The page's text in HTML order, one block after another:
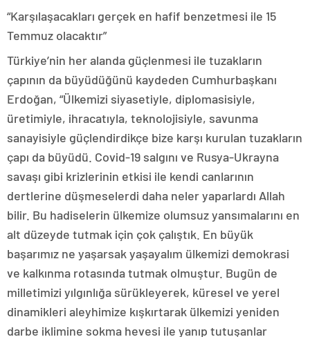
“Karşılaşacakları gerçek en hafif benzetmesi ile 15
Temmuz olacaktır”
Türkiye’nin her alanda güçlenmesi ile tuzakların
çapının da büyüdüğünü kaydeden Cumhurbaşkanı
Erdoğan, “Ülkemizi siyasetiyle, diplomasisiyle,
üretimiyle, ihracatıyla, teknolojisiyle, savunma
sanayisiyle güçlendirdikçe bize karşı kurulan tuzakların
çapı da büyüdü. Covid-19 salgını ve Rusya-Ukrayna
savaşı gibi krizlerinin etkisi ile kendi canlarının
dertlerine düşmeselerdi daha neler yaparlardı Allah
bilir. Bu hadiselerin ülkemize olumsuz yansımalarını en
alt düzeyde tutmak için çok çalıştık. En büyük
başarımız ne yaşarsak yaşayalım ülkemizi demokrasi
ve kalkınma rotasında tutmak olmuştur. Bugün de
milletimizi yılgınlığa sürükleyerek, küresel ve yerel
dinamikleri aleyhimize kışkırtarak ülkemizi yeniden
darbe iklimine sokma hevesi ile yanıp tutuşanlar